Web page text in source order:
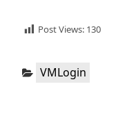
Post Views: 130
分 VMLogin